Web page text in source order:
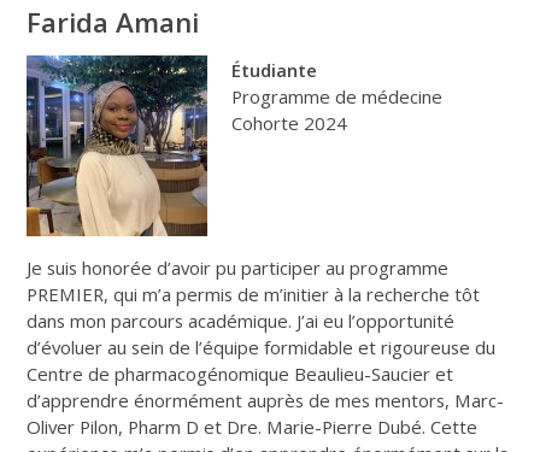
Farida Amani
Étudiante
Programme de médecine
Cohorte 2024
Je suis honorée d’avoir pu participer au programme
PREMIER, qui m’a permis de m’initier à la recherche tôt
dans mon parcours académique. J’ai eu l’opportunité
d’évoluer au sein de l’équipe formidable et rigoureuse du
Centre de pharmacogénomique Beaulieu-Saucier et
d’apprendre énormément auprès de mes mentors, Marc-
Oliver Pilon, Pharm D et Dre. Marie-Pierre Dubé. Cette